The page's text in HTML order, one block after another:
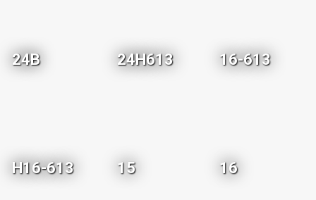
24B 24H613 16-613
H16-613 15 16